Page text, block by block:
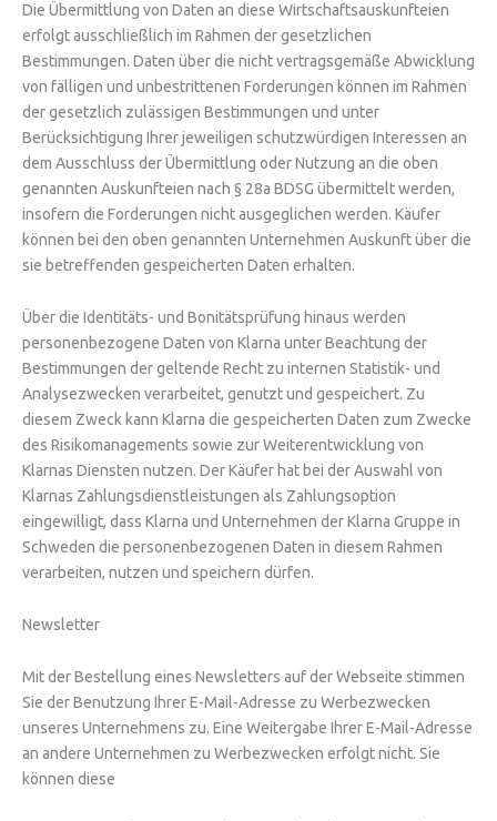
Die Übermittlung von Daten an diese Wirtschaftsauskunfteien
erfolgt ausschließlich im Rahmen der gesetzlichen
Bestimmungen. Daten über die nicht vertragsgemäße Abwicklung
von fälligen und unbestrittenen Forderungen können im Rahmen
der gesetzlich zulässigen Bestimmungen und unter
Berücksichtigung Ihrer jeweiligen schutzwürdigen Interessen an
dem Ausschluss der Übermittlung oder Nutzung an die oben
genannten Auskunfteien nach § 28a BDSG übermittelt werden,
insofern die Forderungen nicht ausgeglichen werden. Käufer
können bei den oben genannten Unternehmen Auskunft über die
sie betreffenden gespeicherten Daten erhalten.
Über die Identitäts- und Bonitätsprüfung hinaus werden
personenbezogene Daten von Klarna unter Beachtung der
Bestimmungen der geltende Recht zu internen Statistik- und
Analysezwecken verarbeitet, genutzt und gespeichert. Zu
diesem Zweck kann Klarna die gespeicherten Daten zum Zwecke
des Risikomanagements sowie zur Weiterentwicklung von
Klarnas Diensten nutzen. Der Käufer hat bei der Auswahl von
Klarnas Zahlungsdienstleistungen als Zahlungsoption
eingewilligt, dass Klarna und Unternehmen der Klarna Gruppe in
Schweden die personenbezogenen Daten in diesem Rahmen
verarbeiten, nutzen und speichern dürfen.
Newsletter
Mit der Bestellung eines Newsletters auf der Webseite stimmen
Sie der Benutzung Ihrer E-Mail-Adresse zu Werbezwecken
unseres Unternehmens zu. Eine Weitergabe Ihrer E-Mail-Adresse
an andere Unternehmen zu Werbezwecken erfolgt nicht. Sie
können diese